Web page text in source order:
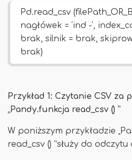
Pd.read_csv
nagłówek = 'ind -',
brak, silnik = brak,
brak)
Przykład 1: Czytanie CSV za
„Pandy.funkcja read_csv () ”
W poniższym przykładzie
read_csv () ”służy do odczytu